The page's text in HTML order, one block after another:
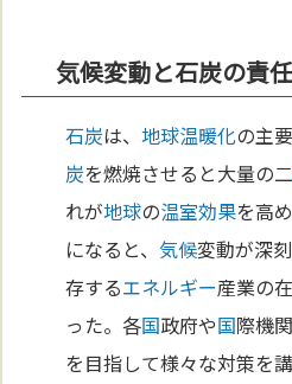
気候変動と石炭の責任
石炭は、地球温暖化の主
炭を燃焼させると大量の
れが地球の温室効果を高
になると、気候変動が深
存するエネルギー産業の
った。各国政府や国際機関
を目指して様々な対策を